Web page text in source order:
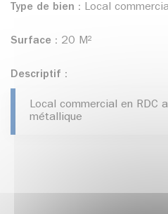
Type de bien : Local
Surface : 20 M²
Descriptif :
Local commercial en RDC
métallique